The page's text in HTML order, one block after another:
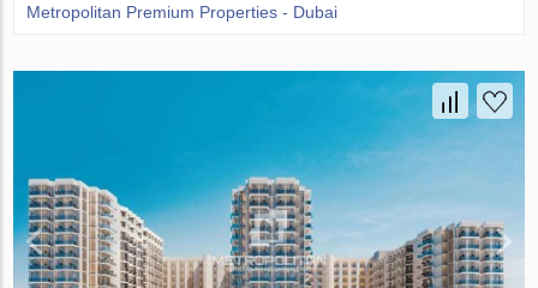
Metropolitan Premium Properties - Dubai